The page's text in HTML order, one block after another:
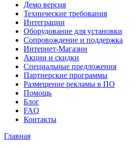
Демо версия
Технические требования
Интеграции
Оборудование для установки
Сопровождение и поддержка
Интернет-Магазин
Акции и скидки
Специальные предложения
Партнерские программы
Размещение рекламы в ПО
Помощь
Блог
FAQ
Контакты
Главная